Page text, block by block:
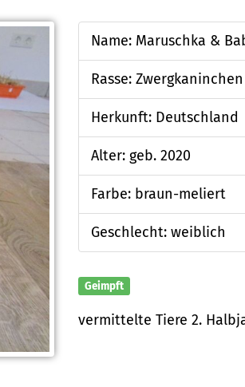
Name: Maruschka &
Rasse: Zwergkaninchen
Herkunft: Deutschland
Alter: geb. 2020
Farbe: braun-meliert
Geschlecht: weiblich
Geimpft
vermittelte Tiere 2.